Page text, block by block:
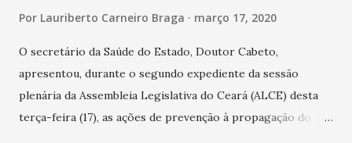
Por Lauriberto Carneiro Braga março 17, 2020
O secretário da Saúde do Estado, Doutor Cabeto,
apresentou, durante o segundo expediente da sessão
plenária da Assembleia Legislativa do Ceará (ALCE) desta
terça-feira (17), as ações de prevenção à propagação do